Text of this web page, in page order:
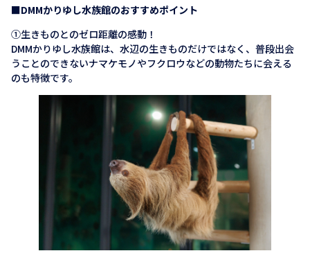
■DMMかりゆし水族館のおすすめポイント
➀生きものとのゼロ距離の感動！
DMMかりゆし水族館は、水辺の生きものだけではなく、普段出会
うことのできないナマケモノやフクロウなどの動物たちに会える
のも特徴です。